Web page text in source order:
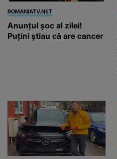
ROMANIATV.NET
Anunţul şoc al zilei!
Puţini ştiau că are cancer